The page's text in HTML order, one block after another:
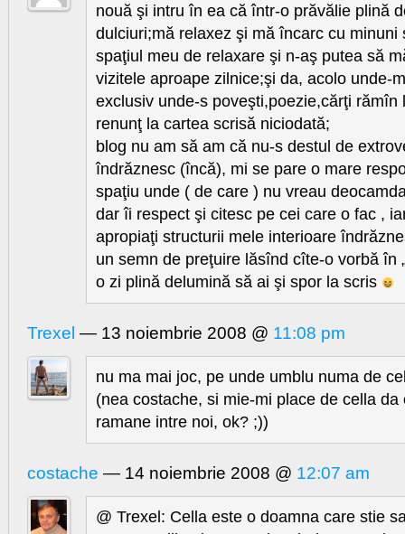
nouă şi intru în ea că într-o prăvălie plină
dulciuri;mă relaxez şi mă încarc cu minuni
spaţiul meu de relaxare şi n-aş putea să
vizitele aproape zilnice;şi da, acolo unde-
exclusiv unde-s poveşti,poezie,cărţi rămîn
renunţ la cartea scrisă niciodată;
blog nu am să am că nu-s destul de
îndrăznesc (încă), mi se pare o mare
spaţiu unde ( de care ) nu vreau
dar îi respect şi citesc pe cei care o fac ,
apropiaţi structurii mele interioare
un semn de preţuire lăsînd cîte-o vorbă în
o zi plină delumină să ai şi spor la scris
Trexel — 13 noiembrie 2008 @ 11:08 pm
nu ma mai joc, pe unde umblu numa de
(nea costache, si mie-mi place de cella da
ramane intre noi, ok? ;))
costache — 14 noiembrie 2008 @ 12:07 am
@ Trexel: Cella este o doamna care stie